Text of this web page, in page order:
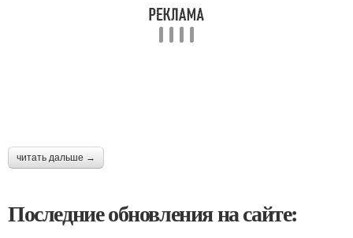
читать дальше →
Последние обновления на сайте: